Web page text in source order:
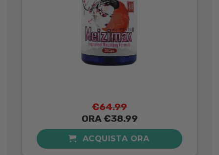
€64.99
ORA €38.99
ACQUISTA ORA